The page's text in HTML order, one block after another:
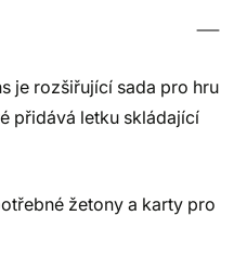
je rozšiřující sada pro hru
přidává letku skládající
žetony a karty pro